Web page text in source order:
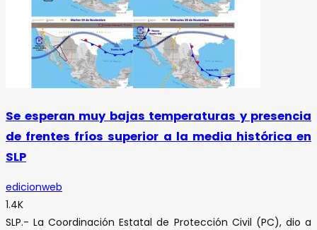
Se esperan muy bajas temperaturas y presencia
de frentes fríos superior a la media histórica en
SLP
edicionweb
1.4K
SLP.- La Coordinación Estatal de Protección Civil (PC), dio a